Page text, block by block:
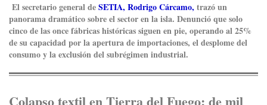
El secretario general deSETIA, Rodrigo Cárcamo, trazó un
panorama dramático sobre el sector en la isla. Denunció que solo
cinco de las once fábricas históricas siguen en pie, operando al 25%
de su capacidad por la apertura de importaciones, el desplome del
consumo y la exclusión del subrégimen industrial.